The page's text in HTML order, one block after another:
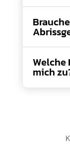
Welche
mich